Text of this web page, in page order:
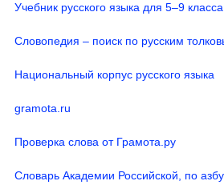
Учебник русского языка для 5–9
Словопедия – поиск по русским
Национальный корпус русского языка
gramota.ru
Проверка слова от Грамота.ру
Словарь Академии Российской, по